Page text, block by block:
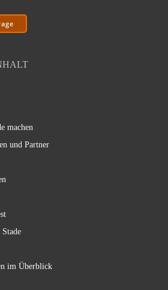
machen
und Partner
im Überblick